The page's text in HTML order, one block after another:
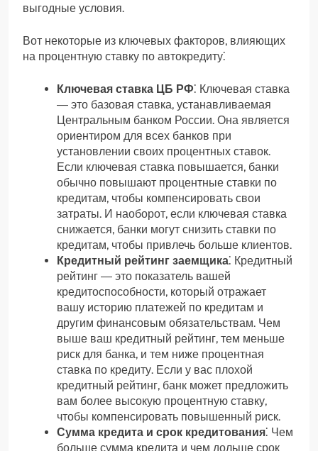
выгодные условия.
Вот некоторые из ключевых факторов, влияющих
на процентную ставку по автокредиту⁚
Ключевая ставка ЦБ РФ⁚ Ключевая ставка
― это базовая ставка, устанавливаемая
Центральным банком России. Она является
ориентиром для всех банков при
установлении своих процентных ставок.
Если ключевая ставка повышается, банки
обычно повышают процентные ставки по
кредитам, чтобы компенсировать свои
затраты. И наоборот, если ключевая ставка
снижается, банки могут снизить ставки по
кредитам, чтобы привлечь больше клиентов.
Кредитный рейтинг заемщика⁚ Кредитный
рейтинг ― это показатель вашей
кредитоспособности, который отражает
вашу историю платежей по кредитам и
другим финансовым обязательствам. Чем
выше ваш кредитный рейтинг, тем меньше
риск для банка, и тем ниже процентная
ставка по кредиту. Если у вас плохой
кредитный рейтинг, банк может предложить
вам более высокую процентную ставку,
чтобы компенсировать повышенный риск.
Сумма кредита и срок кредитования⁚ Чем
больше сумма кредита и чем дольше срок